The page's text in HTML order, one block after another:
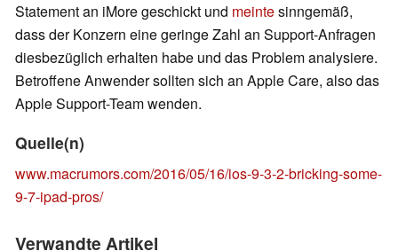
Statement an iMore geschickt und meintesinngemäß,
dass der Konzern eine geringe Zahl an Support-Anfragen
diesbezüglich erhalten habe und das Problem analysiere.
Betroffene Anwender sollten sich an Apple Care, also das
Apple Support-Team wenden.
Quelle(n)
www.macrumors.com/2016/05/16/ios-9-3-2-bricking-some-
9-7-ipad-pros/
Verwandte Artikel